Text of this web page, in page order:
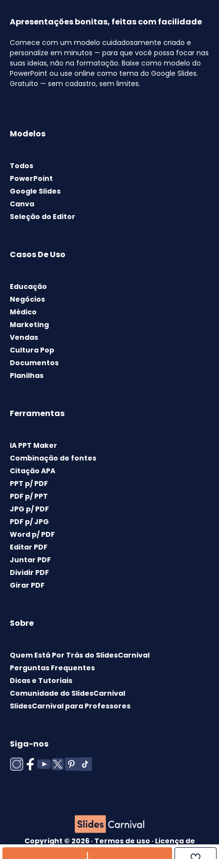
Apresentações bonitas, feitas com facilidade
Comece com um modelo cuidadosamente criado e
personalize em minutos — para que você possa focar nas
suas ideias, não na formatação. Baixe como modelo do
PowerPoint ou use online como tema do Google Slides.
Gratuito — sem cadastro, sem limites.
Modelos
Todos
PowerPoint
Google Slides
Canva
Seleção do Editor
Casos De Uso
Educação
Negócios
Médico
Marketing
Vendas
Cultura Pop
Documentos
Planilhas
Ferramentas
IA PPT Maker
Combinação de fontes
Citação APA
PPT p/ PDF
PDF p/ PPT
JPG p/ PDF
PDF p/ JPG
Word p/ PDF
Editar PDF
Juntar PDF
Dividir PDF
Girar PDF
Sobre
Quem Está Por Trás do SlidesCarnival
Perguntas Frequentes
Dicas e Tutoriais
Comunidade do SlidesCarnival
SlidesCarnival para Professores
Siga-nos
Copyright © 2026 · Termos de uso · Licença de
Política de cookies
política de